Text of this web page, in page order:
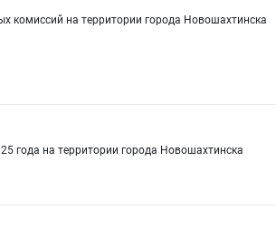
комиссий на территории города Новошахтинска
года на территории города Новошахтинска